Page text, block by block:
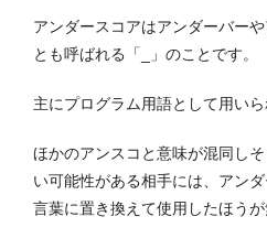
アンダースコアはアンダーバー
とも呼ばれる「_」のことです。
主にプログラム用語として用いら
ほかのアンスコと意味が混同し
い可能性がある相手には、アン
言葉に置き換えて使用したほうが